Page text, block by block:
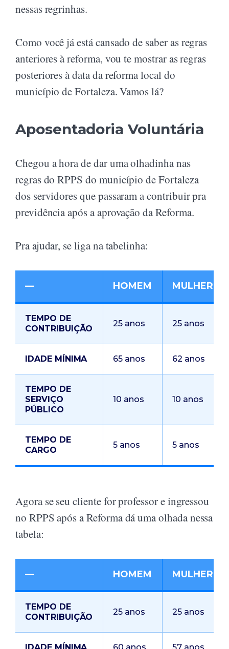
nessas regrinhas.
Como você já está cansado de saber as regras
anteriores à reforma, vou te mostrar as regras
posteriores à data da reforma local do
município de Fortaleza. Vamos lá?
Aposentadoria Voluntária
Chegou a hora de dar uma olhadinha nas
regras do RPPS do município de Fortaleza
dos servidores que passaram a contribuir pra
previdência após a aprovação da Reforma.
Pra ajudar, se liga na tabelinha:
— HOMEM MULHER
TEMPO DE
CONTRIBUIÇÃO
25 anos 25 anos
IDADE MÍNIMA 65 anos 62 anos
TEMPO DE
SERVIÇO
PÚBLICO
10 anos 10 anos
TEMPO DE
CARGO
5 anos 5 anos
Agora se seu cliente for professor e ingressou
no RPPS após a Reforma dá uma olhada nessa
tabela:
— HOMEM MULHER
TEMPO DE
CONTRIBUIÇÃO
25 anos 25 anos